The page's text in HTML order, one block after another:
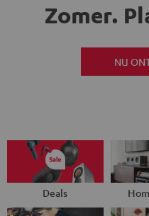
Zomer.
NU
Deals